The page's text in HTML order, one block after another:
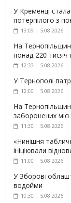
У Кременці
потерпілого з
13:09 | 5.08.2026
На
понад 220 тисяч
12:33 | 5.08.2026
У Тернополі
12:00 | 5.08.2026
На
заборонених
11:30 | 5.08.2026
«Нинішня
ініціювали
11:00 | 5.08.2026
У Зборові
водойми
10:30 | 5.08.2026